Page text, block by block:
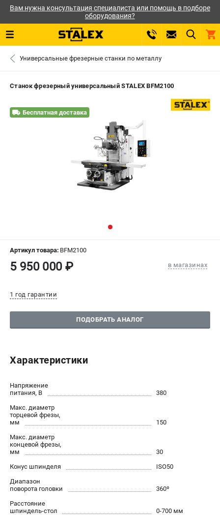
Вам нужна консультация специалиста или помощь в подборе
оборудования?
ИЗБРАННОЕ ( 0 )
ВХОД ИЛИ РЕГИСТРАЦИЯ
+7 (812) 564-50-74 - ЗАКАЗ ИЗДЕЛИЙ
САНКТ-ПЕТЕРБУРГ
0 ₽
ПОДДЕРЖКА
Гарантия Stalex
ИНФОРМАЦИЯ
О компании
О бренде
Юридическим лицам
Контакты
Оплата
Бонусная программа
Новости
Универсальные фрезерные станки по металлу
Станок фрезерный универсальный STALEX BFM2100
Бесплатная доставка
Артикул товара: BFM2100
5 950 000 ₽ в магазинах
1 год гарантии
ПОДОБРАТЬ АНАЛОГ
Характеристики
Напряжение
питания, В
380
Макс. диаметр
торцевой фрезы,
мм
150
Макс. диаметр
концевой фрезы,
мм
30
Конус шпинделя
ISO50
Диапазон
поворота головки
360º
Расстояние
шпиндель-стол
0-700 мм